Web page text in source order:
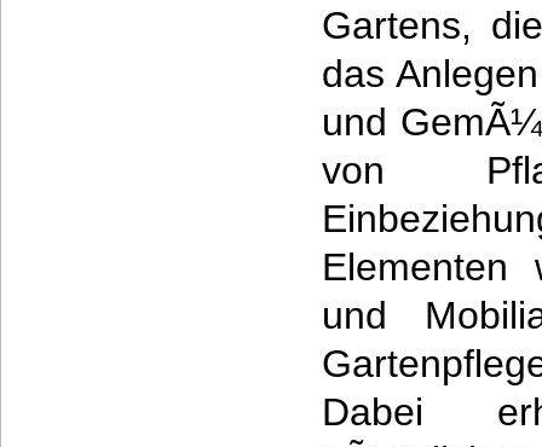
Gartens,
das
und
von
Elementen
und
Dabei